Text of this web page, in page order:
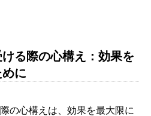
る際の心構え：効果を
に
の心構えは、効果を最大限に